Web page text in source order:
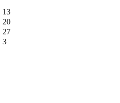
13
20
27
3